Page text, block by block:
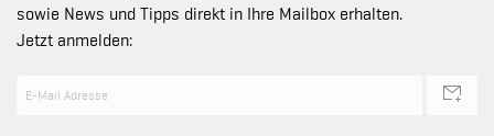
sowie News und Tipps direkt in Ihre Mailbox erhalten.
Jetzt anmelden: